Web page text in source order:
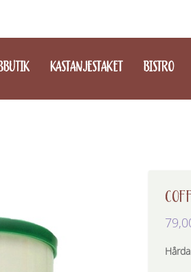
KASTANJESTAKET BISTRO